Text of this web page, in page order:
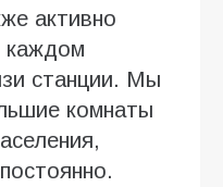
активно
каждом
станции. Мы
комнаты